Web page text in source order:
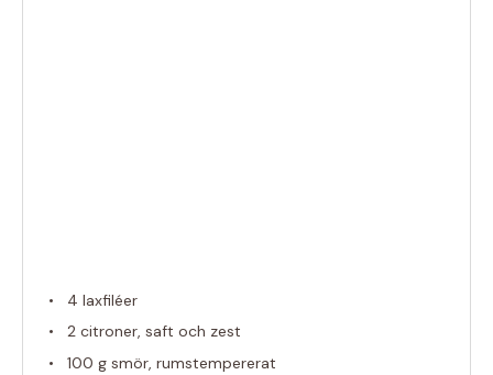
4 laxfiléer
2 citroner, saft och zest
100 g smör, rumstempererat